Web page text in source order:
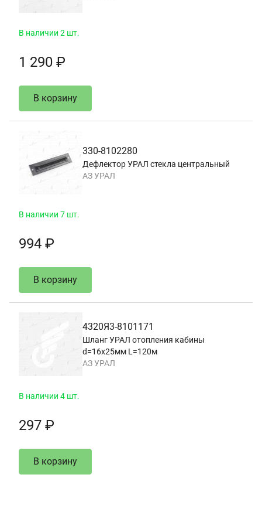
В наличии 2 шт.
1 290 ₽
В корзину
330-8102280
Дефлектор УРАЛ стекла центральный
АЗ УРАЛ
В наличии 7 шт.
994 ₽
В корзину
4320Я3-8101171
Шланг УРАЛ отопления кабины
d=16х25мм L=120м
АЗ УРАЛ
В наличии 4 шт.
297 ₽
В корзину